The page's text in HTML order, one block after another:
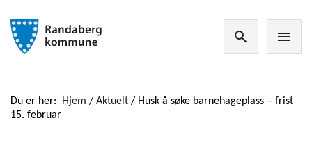
search menu
Du er her: Hjem / Aktuelt / Husk å søke barnehageplass – frist
15. februar